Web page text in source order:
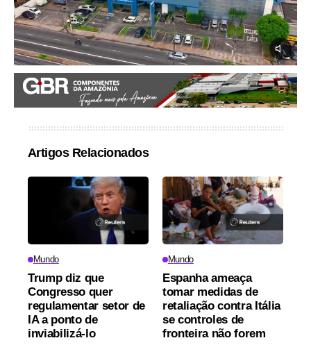
Artigos Relacionados
Mundo
Trump diz que
Congresso quer
regulamentar setor de
IA a ponto de
inviabilizá-lo
Mundo
Espanha ameaça
tomar medidas de
retaliação contra Itália
se controles de
fronteira não forem